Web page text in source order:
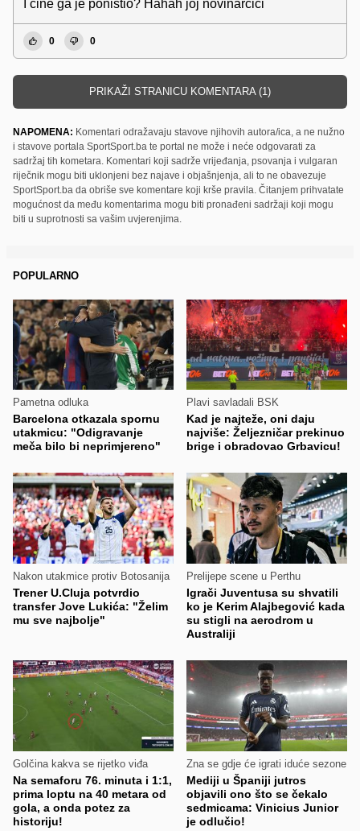
I čine ga je poništio? Hahah joj novinarčići
0 0
PRIKAŽI STRANICU KOMENTARA (1)
NAPOMENA: Komentari odražavaju stavove njihovih autora/ica, a ne nužno
i stavove portala SportSport.ba te portal ne može i neće odgovarati za
sadržaj tih kometara. Komentari koji sadrže vrijeđanja, psovanja i vulgaran
riječnik mogu biti uklonjeni bez najave i objašnjenja, ali to ne obavezuje
SportSport.ba da obriše sve komentare koji krše pravila. Čitanjem prihvatate
mogućnost da među komentarima mogu biti pronađeni sadržaji koji mogu
biti u suprotnosti sa vašim uvjerenjima.
POPULARNO
Pametna odluka
Barcelona otkazala spornu
utakmicu: "Odigravanje
meča bilo bi neprimjereno"
Plavi savladali BSK
Kad je najteže, oni daju
najviše: Željezničar prekinuo
brige i obradovao Grbavicu!
Nakon utakmice protiv Botosanija
Trener U.Cluja potvrdio
transfer Jove Lukića: "Želim
mu sve najbolje"
Prelijepe scene u Perthu
Igrači Juventusa su shvatili
ko je Kerim Alajbegović kada
su stigli na aerodrom u
Australiji
Golčina kakva se rijetko viđa
Na semaforu 76. minuta i 1:1,
prima loptu na 40 metara od
gola, a onda potez za
historiju!
Zna se gdje će igrati iduće sezone
Mediji u Španiji jutros
objavili ono što se čekalo
sedmicama: Vinicius Junior
je odlučio!